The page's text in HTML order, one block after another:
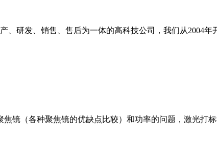
、研发、销售、售后为一体的高科技公司，我们从2004
镜（各种聚焦镜的优缺点比较）和功率的问题，激光打